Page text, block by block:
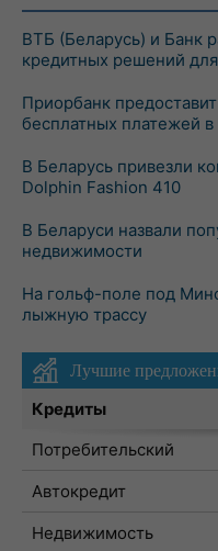
ВТБ (Беларусь) и Банк
кредитных решений
Приорбанк
бесплатных платежей в
В Беларусь привезли
Dolphin Fashion 410
В Беларуси назвали
недвижимости
На гольф-поле под
лыжную трассу
Лучшие
Кредиты
Потребительский
Автокредит
Недвижимость